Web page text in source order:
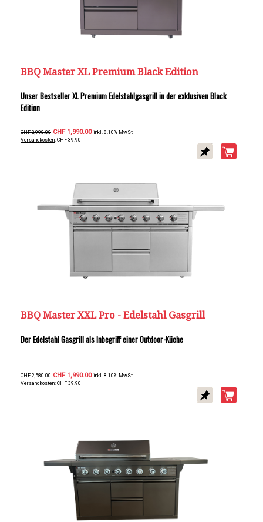
BBQ Master XL Premium Black Edition
Unser Bestseller XL Premium Edelstahlgasgrill in der exklusiven Black
Edition
CHF 2,990.00 CHF 1,990.00 inkl. 8.10% MwSt
Versandkosten: CHF 39.90
BBQ Master XXL Pro - Edelstahl Gasgrill
Der Edelstahl Gasgrill als Inbegriff einer Outdoor-Küche
CHF 2,580.00 CHF 1,990.00 inkl. 8.10% MwSt
Versandkosten: CHF 39.90